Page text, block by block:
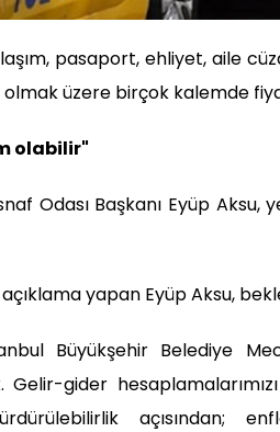
pasaport, ehliyet, aile
üzere birçok kalemde
olabilir"
Odası Başkanı Eyüp
yapan Eyüp Aksu,
Büyükşehir Belediye
Gelir-gider
açısından;